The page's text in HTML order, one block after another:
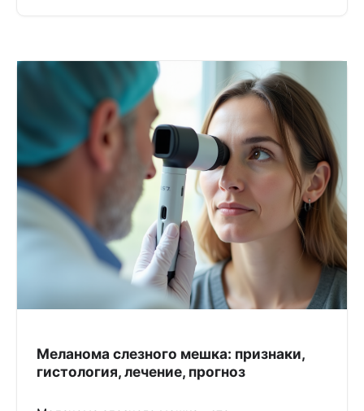
Меланома слезного мешка: признаки,
гистология, лечение, прогноз